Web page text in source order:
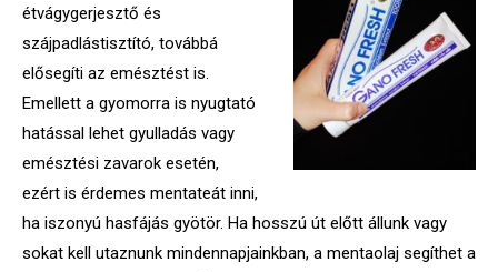
étvágygerjesztő és
szájpadlástisztító, továbbá
elősegíti az emésztést is.
Emellett a gyomorra is nyugtató
hatással lehet gyulladás vagy
emésztési zavarok esetén,
ezért is érdemes mentateát inni,
ha iszonyú hasfájás gyötör. Ha hosszú út előtt állunk vagy
sokat kell utaznunk mindennapjainkban, a mentaolaj segíthet a